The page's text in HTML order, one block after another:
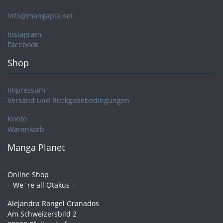
info@mangapla.net
Instagram
Facebook
Shop
Impressum
Versand und Rückgabebedingungen
Konto
Warenkorb
Manga Planet
Online Shop
– We´re all Otakus –
Alejandra Rangel Granados
Am Schweizersbild 2